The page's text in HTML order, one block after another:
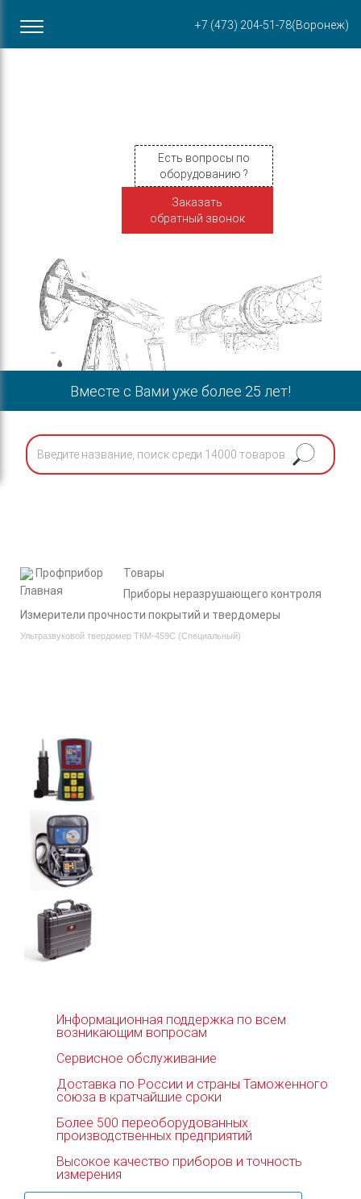
+7 (473) 204-51-78(Воронеж)
ул. Пирогова, 87Б
Есть вопросы по
оборудованию ?
Заказать
обратный звонок
Вместе с Вами уже более 25 лет!
Профприбор
Товары
Приборы неразрушающего контроля
Измерители прочности покрытий и твердомеры
Ультразвуковой твердомер ТКМ-459С (Специальный)
Информационная поддержка по всем
возникающим вопросам
Сервисное обслуживание
Доставка по России и страны Таможенного
союза в кратчайшие сроки
Более 500 переоборудованных
производственных предприятий
Высокое качество приборов и точность
измерения